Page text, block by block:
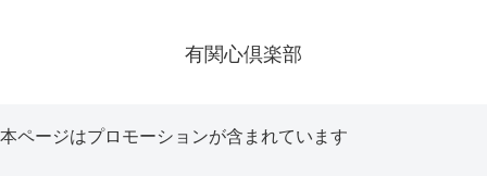
有関心倶楽部
本ページはプロモーションが含まれています